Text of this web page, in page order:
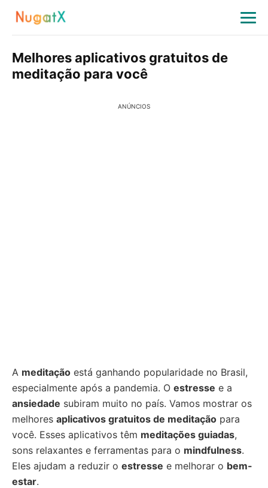
Melhores aplicativos gratuitos de
meditação para você
ANÚNCIOS
A meditação está ganhando popularidade no Brasil,
especialmente após a pandemia. O estresse e a
ansiedade subiram muito no país. Vamos mostrar os
melhores aplicativos gratuitos de meditação para
você. Esses aplicativos têm meditações guiadas,
sons relaxantes e ferramentas para o mindfulness.
Eles ajudam a reduzir o estresse e melhorar o bem-
estar.